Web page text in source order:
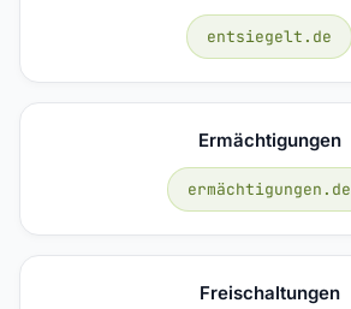
entsiegelt.de
Ermächtigungen
ermächtigungen.de
Freischaltungen